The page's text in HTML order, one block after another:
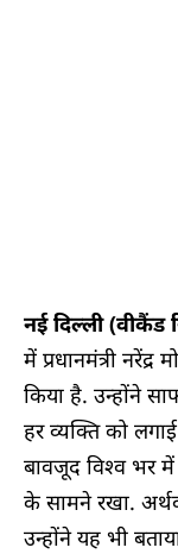
नई दिल्ली (वीकैंड
में प्रधानमंत्री
किया है. उन्होंने
हर व्यक्ति को
बावजूद विश्व भर में
के सामने रखा.
उन्होंने यह भी